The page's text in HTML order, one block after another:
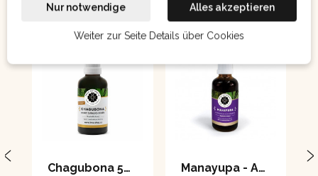
Chagubona 50 ml Manayupa - Auszug 50 ml
Nur notwendige Alles akzeptieren
Weiter zur Seite Details über Cookies